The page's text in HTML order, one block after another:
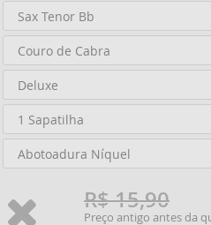
R$ 15,90
Preço antigo antes da